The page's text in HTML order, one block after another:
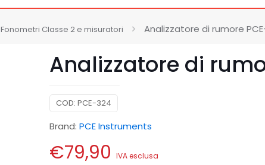
Fonometri Classe 2 e misuratori Analizzatore di rumore
Analizzatore di
COD: PCE-324
Brand: PCE Instruments
€79,90 IVA esclusa